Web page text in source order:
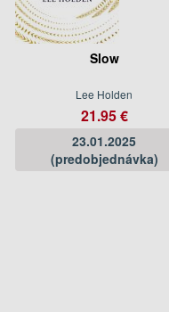
Slow
Lee Holden
21.95 €
23.01.2025
(predobjednávka)